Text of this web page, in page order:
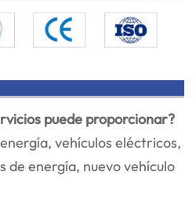
puede proporcionar?
vehículos eléctricos,
de energía, nuevo vehículo